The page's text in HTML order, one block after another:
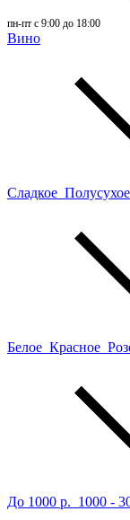
пн-пт с 9:00 до 18:00
Вино
Сладкое Полусухое
Белое Красное
До 1000 р. 1000 -